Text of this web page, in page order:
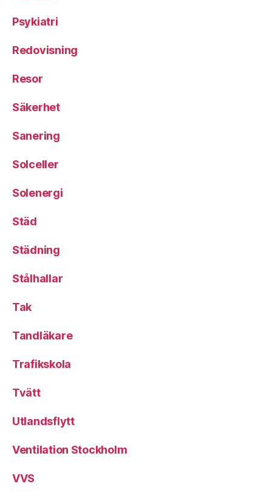
Psykiatri
Redovisning
Resor
Säkerhet
Sanering
Solceller
Solenergi
Städ
Städning
Stålhallar
Tak
Tandläkare
Trafikskola
Tvätt
Utlandsflytt
Ventilation Stockholm
VVS